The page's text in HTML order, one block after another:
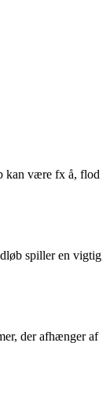
kan være fx å, flod
spiller en vigtig
der afhænger af